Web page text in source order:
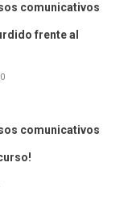
comunicativos
frente al
comunicativos